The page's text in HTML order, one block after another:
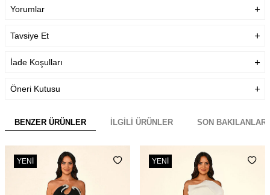
Yorumlar
Tavsiye Et
İade Koşulları
Öneri Kutusu
BENZER ÜRÜNLER İLGILI ÜRÜNLER SON BAKILANLAR
YENI YENI